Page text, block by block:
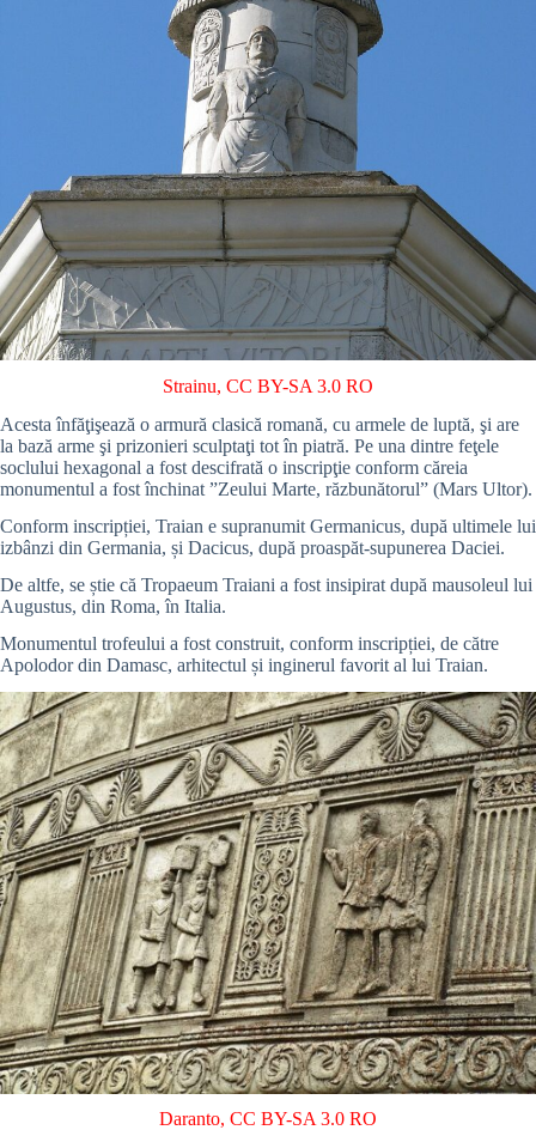
Strainu, CC BY-SA 3.0 RO
Acesta înfăţişează o armură clasică romană, cu armele de luptă, şi are
la bază arme şi prizonieri sculptaţi tot în piatră. Pe una dintre feţele
soclului hexagonal a fost descifrată o inscripţie conform căreia
monumentul a fost închinat ”Zeului Marte, răzbunătorul” (Mars Ultor).
Conform inscripției, Traian e supranumit Germanicus, după ultimele lui
izbânzi din Germania, și Dacicus, după proaspăt-supunerea Daciei.
De altfe, se știe că Tropaeum Traiani a fost insipirat după mausoleul lui
Augustus, din Roma, în Italia.
Monumentul trofeului a fost construit, conform inscripției, de către
Apolodor din Damasc, arhitectul și inginerul favorit al lui Traian.
Daranto, CC BY-SA 3.0 RO